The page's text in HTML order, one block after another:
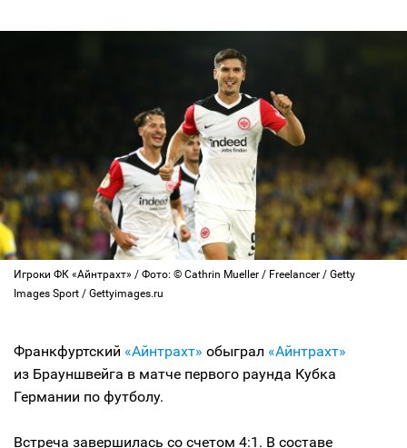
Игроки ФК «Айнтрахт» / Фото: © Cathrin Mueller / Freelancer / Getty
Images Sport / Gettyimages.ru
Франкфуртский «Айнтрахт» обыграл «Айнтрахт»
из Брауншвейга в матче первого раунда Кубка
Германии по футболу.
Встреча завершилась со счетом 4:1. В составе